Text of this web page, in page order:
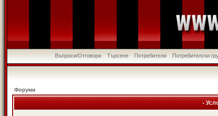
Въпроси/Отговори Търсене Потребители Потребителски
Форуми
-